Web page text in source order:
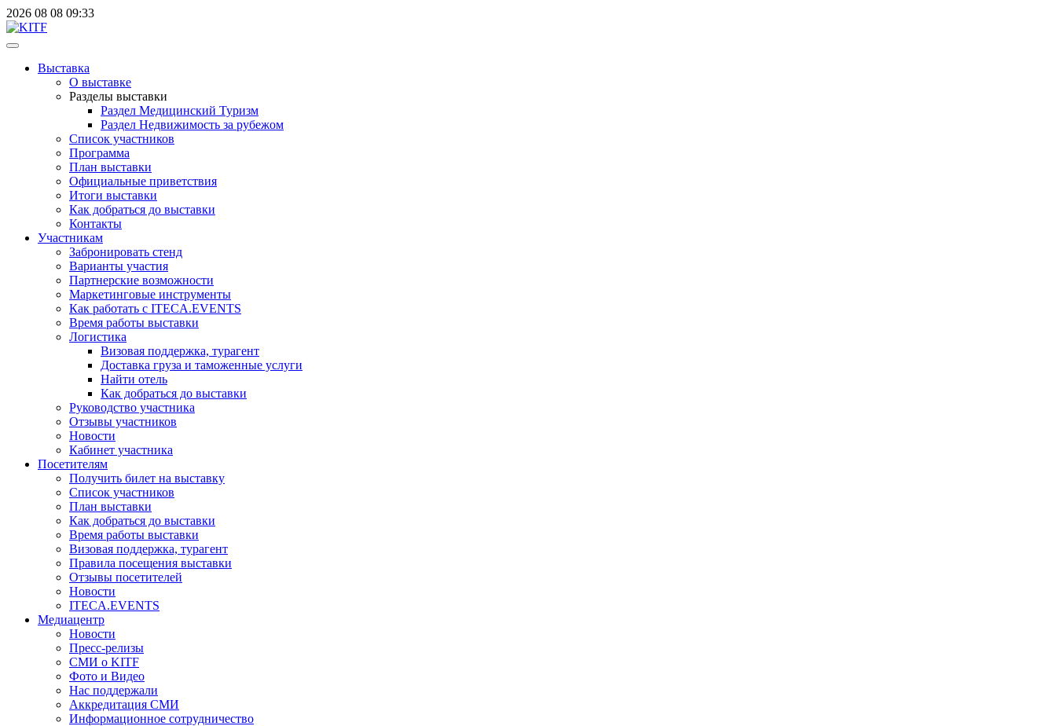
2026 08 08 09:33
Выставка
О выставке
Разделы выставки
Раздел Медицинский Туризм
Раздел Недвижимость за рубежом
Список участников
Программа
План выставки
Официальные приветствия
Итоги выставки
Как добраться до выставки
Контакты
Участникам
Забронировать стенд
Варианты участия
Партнерские возможности
Маркетинговые инструменты
Как работать с ITECA.EVENTS
Время работы выставки
Логистика
Визовая поддержка, турагент
Доставка груза и таможенные услуги
Найти отель
Как добраться до выставки
Руководство участника
Отзывы участников
Новости
Кабинет участника
Посетителям
Получить билет на выставку
Список участников
План выставки
Как добраться до выставки
Время работы выставки
Визовая поддержка, турагент
Правила посещения выставки
Отзывы посетителей
Новости
ITECA.EVENTS
Медиацентр
Новости
Пресс-релизы
СМИ о KITF
Фото и Видео
Нас поддержали
Аккредитация СМИ
Информационное сотрудничество